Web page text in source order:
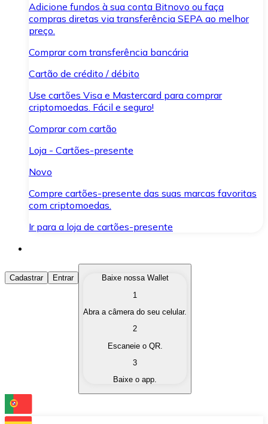
Adicione fundos à sua conta Bitnovo ou faça
compras diretas via transferência SEPA ao melhor
preço.
Comprar com transferência bancária
Cartão de crédito / débito
Use cartões Visa e Mastercard para comprar
criptomoedas. Fácil e seguro!
Comprar com cartão
Loja - Cartões-presente
Novo
Compre cartões-presente das suas marcas favoritas
com criptomoedas.
Ir para a loja de cartões-presente
Comprar Criptomoedas
Compre as criptomoedas de seu interesse de forma
Converta suas criptomoedas em moeda fiduciária
Troque uma criptomoeda por outra
Cadastrar Entrar
Baixe nossa Wallet
1
Abra a câmera do seu celular.
2
Escaneie o QR.
3
Baixe o app.